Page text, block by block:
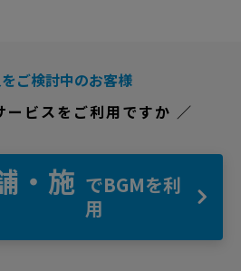
ご検討中のお客様
ービスをご利用ですか ／
・施 でBGMを利
用